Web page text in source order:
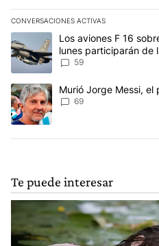
CONVERSACIONES ACTIVAS
Este listado muestra los
Un artículo de tendencia con el
Los aviones F 16
lunes participarán de
Aérea
59
Un artículo de tendencia con el
Murió Jorge Messi, el
69